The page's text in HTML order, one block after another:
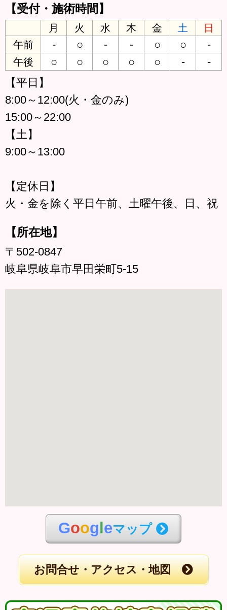
【受付・施術時間】
月 火 水 木 金 土
日
午前
- ○ - - ○ ○ -
午後 ○ ○ ○ ○ ○ -
-
【平日】
8:00～12:00(火・金のみ)
15:00～22:00
【土】
9:00～13:00
【定休日】
火・金を除く平日午前、土曜午後、日、祝
【所在地】
〒502-0847
岐阜県岐阜市早田栄町5-15
Goog eマップ
お問合せ・アクセス・地図